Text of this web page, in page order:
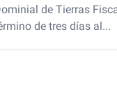
de Tierras
de tres días al...